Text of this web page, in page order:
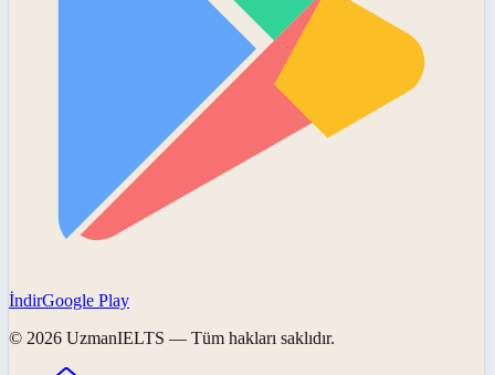
İndirGoogle Play
© 2026 UzmanIELTS — Tüm hakları saklıdır.